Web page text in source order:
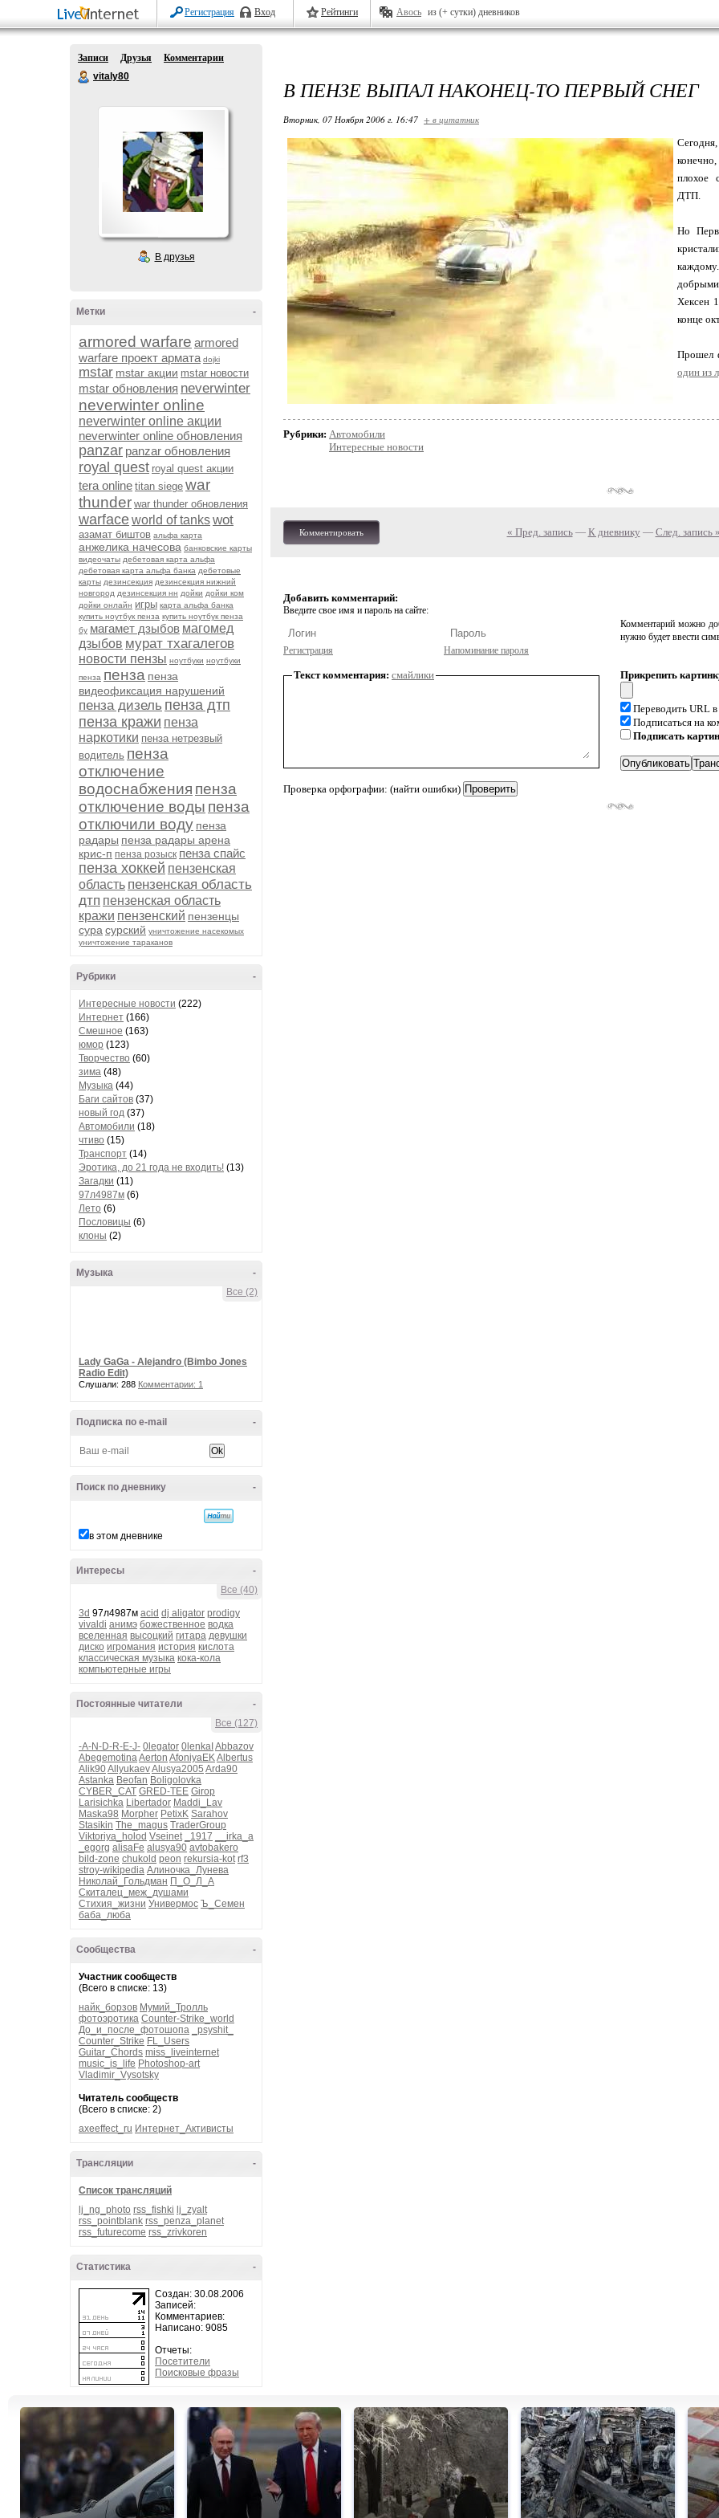
Регистрация Вход Рейтинги Авось из (+ сутки) дневников
Записи Друзья
Комментарии
vitaly80
В друзья
-
Метки
armored warfare armored
warfare проект армата dojki
mstar mstar акции mstar новости
mstar обновления neverwinter
neverwinter online
neverwinter online акции
neverwinter online обновления
panzar panzar обновления
royal quest royal quest акции
tera online titan siege war
thunder war thunder обновления
warfaceworld of tankswot
азамат биштов альфа карта
анжелика начесова банковские карты
видеочаты дебетовая карта альфа
дебетовая карта альфа банка дебетовые
карты дезинсекция дезинсекция нижний
новгород дезинсекция нн дойки дойки ком
дойки онлайн игры карта альфа банка
купить ноутбук пенза купить ноутбук пенза
бу магамет дзыбов магомед
дзыбов мурат тхагалегов
новости пензы ноутбуки ноутбуки
пенза пенза пенза
видеофиксация нарушений
пенза дизель пенза дтп
пенза кражи пенза
наркотики пенза нетрезвый
водитель пенза
отключение
водоснабжения пенза
отключение воды пенза
отключили воду пенза
радары пенза радары арена
крис-п пенза розыск пенза спайс
пенза хоккей пензенская
область пензенская область
дтп пензенская область
кражи пензенский пензенцы
сура сурский уничтожение насекомых
уничтожение тараканов
-
Рубрики
Интересные новости (222)
Интернет (166)
Смешное (163)
юмор (123)
Творчество (60)
зима (48)
Музыка (44)
Баги сайтов (37)
новый год (37)
Автомобили (18)
чтиво (15)
Транспорт (14)
Эротика, до 21 года не входить! (13)
Загадки (11)
97л4987м (6)
Лето (6)
Пословицы (6)
клоны (2)
-
Музыка
Все (2)
Lady GaGa - Alejandro (Bimbo Jones
Radio Edit)
Слушали: 288 Комментарии: 1
-
Подписка по e-mail
-
Поиск по дневнику
в этом дневнике
-
Интересы
Все (40)
3d 97л4987м acid dj aligator prodigy
vivaldi анимэ божественное водка
вселенная высоцкий гитара девушки
диско игромания история кислота
классическая музыка кока-кола
компьютерные игры
-
Постоянные читатели
Все (127)
-A-N-D-R-E-J- 0legator 0lenkaI Abbazov
AbegemotinaAerton AfoniyaEKAlbertus
Alik90AllyukaevAlusya2005 Arda90
Astanka Beofan Boligolovka
CYBER_CAT GRED-TEE Girop
Larisichka Libertador Maddi_Lav
Maska98 Morpher PetixK Sarahov
Stasikin The_magus TraderGroup
Viktoriya_holod Vseinet _1917
__irka_a
_egorg alisaFe alusya90 avtobakero
bild-zone chukold peon rekursia-kot rf3
stroy-wikipedia Алиночка_Лунева
Николай_Гольдман П_О_Л_А
Скиталец_меж_душами
Стихия_жизни Универмос Ъ_Семен
баба_люба
-
Сообщества
Участник сообществ
(Всего в списке: 13)
найк_борзов Мумий_Тролль
фотоэротика Counter-Strike_world
До_и_после_фотошопа
_psyshit_
Counter_Strike FL_Users
Guitar_Chords miss_liveinternet
music_is_life Photoshop-art
Vladimir_Vysotsky
Читатель сообществ
(Всего в списке: 2)
axeeffect_ru Интернет_Активисты
-
Трансляции
Список трансляций
lj_ng_photo rss_fishki lj_zyalt
rss_pointblank rss_penza_planet
rss_futurecome rss_zrivkoren
-
Статистика
Создан: 30.08.2006
Записей:
Комментариев:
Написано: 9085
Отчеты:
Посетители
Поисковые фразы
В ПЕНЗЕ ВЫПАЛ НАКОНЕЦ-ТО ПЕРВЫЙ СНЕГ
Вторник, 07 Ноября 2006 г. 16:47 + в цитатник
плохое
ДТП.
Но
Хексен
конце
Прошел
один из
Рубрики: Автомобили
Интересные новости
Комментировать « Пред. запись— К дневнику — След. запись »
Добавить комментарий:
Введите свое имя и пароль на сайте:
Регистрация Напоминание пароля
Комментарий можно
нужно будет ввести
Текст комментария: смайлики
Проверка орфографии: (найти ошибки)
Прикрепить
Переводить URL
Подписаться на
Подписать